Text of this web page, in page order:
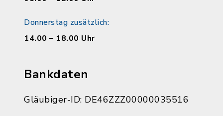
Donnerstag zusätzlich:
14.00 – 18.00 Uhr
Bankdaten
Gläubiger-ID: DE46ZZZ00000035516